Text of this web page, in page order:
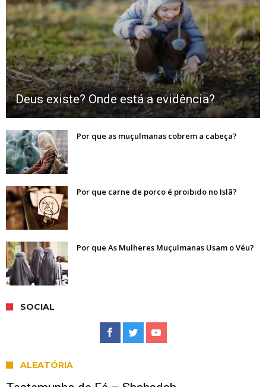
Deus existe? Onde está a evidência?
Por que as muçulmanas cobrem a cabeça?
Por que carne de porco é proibido no Islã?
Por que As Mulheres Muçulmanas Usam o Véu?
SOCIAL
ALEATÓRIA